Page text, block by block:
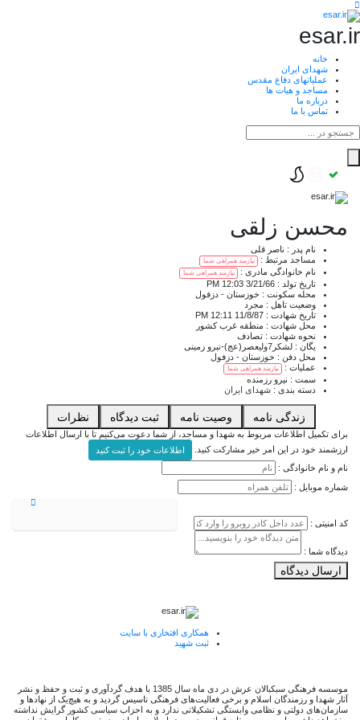
esar.ir
خانه
شهدای ایران
عملیاتهای دفاع مقدس
مساجد و هیات ها
درباره ما
تماس با ما
محسن زلقی
نام پدر : ناصر قلی
مساجد مرتبط :
نیازمند همراهی شما
نام خانوادگی مادری : نیازمند همراهی شما
تاریخ تولد : 3/21/66 12:03 PM
محله سکونت : خوزستان - دزفول
وضعیت تاهل : مجرد
تاریخ شهادت : 11/8/87 12:11 PM
محل شهادت : منطقه غرب کشور
نحوه شهادت : تصادف
یگان : لشکر7ولیعصر(عج)-نبرو زمینی
محل دفن : خوزستان - دزفول
عملیات :
نیازمند همراهی شما
سمت : نیرو رزمنده
دسته بندی : شهدای ایران
زندگی نامه وصیت نامه ثبت دیدگاه نظرات
برای تکمیل اطلاعات مربوط به شهدا و مساجد، از شما دعوت می‌کنیم تا با ارسال اطلاعات
ارزشمند خود در این امر خیر مشارکت کنید.
اطلاعات خود را ثبت کنید
نام و نام خانوادگی :
شماره موبایل :
کد امنیتی :
دیدگاه شما :
ارسال دیدگاه
همکاری افتخاری با سایت
ثبت شهید
موسسه فرهنگی سبکبالان عرش در دی ماه سال 1385 با هدف گردآوری و ثبت و حفظ و نشر
آثار شهدا و رزمندگان اسلام و برخی فعالیت‌های فرهنگی تاسیس گردید و به هیچ‌یک از نهادها و
سازمان‌های دولتی و نظامی وابستگی تشکیلاتی ندارد و به احزاب سیاسی کشور گرایش نداشته